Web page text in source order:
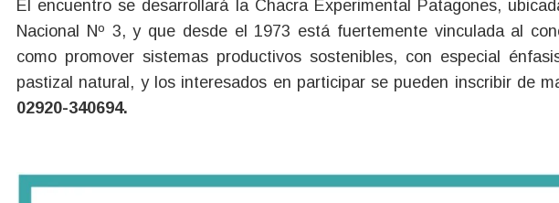
El encuentro se desarrollará la Chacra Experimental Patagones,
Nacional Nº 3, y que desde el 1973 está fuertemente vinculada al
como promover sistemas productivos sostenibles, con especial
pastizal natural, y los interesados en participar se pueden inscribir de
02920-340694.